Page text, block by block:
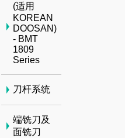
(适用
KOREAN
DOOSAN)
- BMT
1809
Series
刀杆系统
端铣刀及
面铣刀